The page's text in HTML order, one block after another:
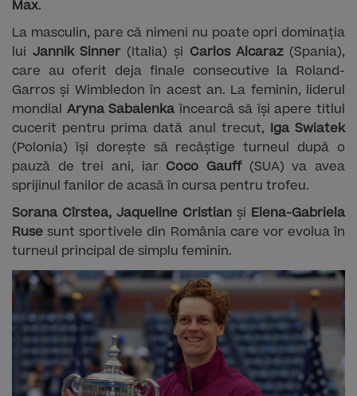
Max.
La masculin, pare că nimeni nu poate opri dominația
lui Jannik Sinner (Italia) și Carlos Alcaraz(Spania),
care au oferit deja finale consecutive la Roland-
Garros și Wimbledon în acest an. La feminin, liderul
mondial Aryna Sabalenka încearcă să își apere titlul
cucerit pentru prima dată anul trecut, Iga Swiatek
(Polonia) își dorește să recâștige turneul după o
pauză de trei ani, iar Coco Gauff(SUA) va avea
sprijinul fanilor de acasă în cursa pentru trofeu.
Sorana Cîrstea, Jaqueline Cristian și Elena-Gabriela
Ruse sunt sportivele din România care vor evolua în
turneul principal de simplu feminin.